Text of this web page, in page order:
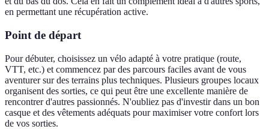
en permettant une récupération active.
Point de départ
Pour débuter, choisissez un vélo adapté à votre pratique (route,
VTT, etc.) et commencez par des parcours faciles avant de vous
aventurer sur des terrains plus techniques. Plusieurs groupes locaux
organisent des sorties, ce qui peut être une excellente manière de
rencontrer d'autres passionnés. N'oubliez pas d'investir dans un bon
casque et des vêtements adéquats pour maximiser votre confort lors
de vos sorties.